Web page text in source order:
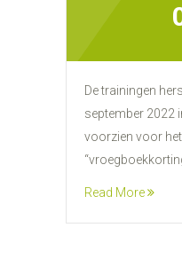
De trainingen
september 2022
voorzien voor
Read More